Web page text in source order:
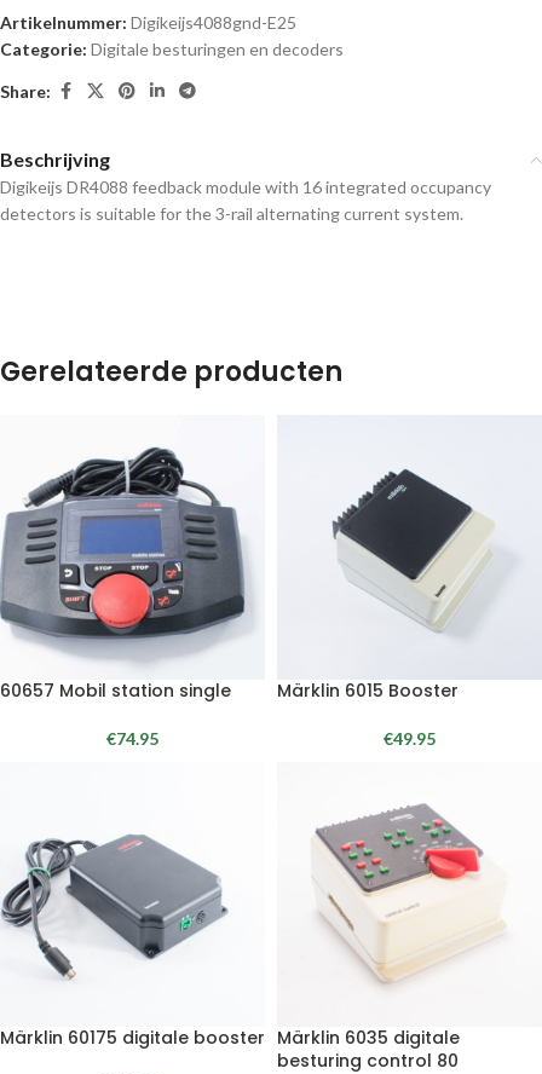
Artikelnummer: Digikeijs4088gnd-E25
Categorie: Digitale besturingen en decoders
Share:
Beschrijving
Digikeijs DR4088 feedback module with 16 integrated occupancy
detectors is suitable for the 3-rail alternating current system.
Gerelateerde producten
60657 Mobil station single
€74.95
Märklin 6015 Booster
€49.95
Märklin 60175 digitale booster Märklin 6035 digitale
besturing control 80